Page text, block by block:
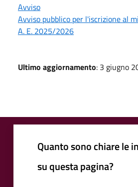
Avviso
Avviso pubblico per l'iscrizione al
A. E. 2025/2026
Ultimo aggiornamento: 3 giugno
Quanto sono chiare le
su questa pagina?